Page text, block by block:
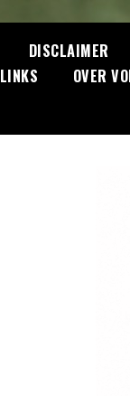
DISCLAIMER
LINKS OVER